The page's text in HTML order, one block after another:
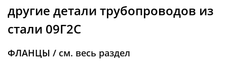
другие детали трубопроводов из
стали 09Г2С
ФЛАНЦЫ / см. весь раздел